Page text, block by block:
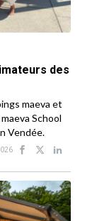
des
maeva et
School
Vendée.